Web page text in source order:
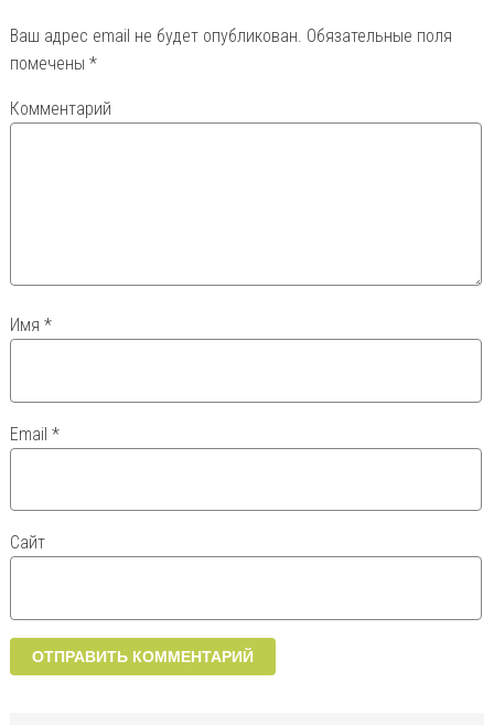
Ваш адрес email не будет опубликован. Обязательные поля
помечены *
Комментарий
Имя *
Email *
Сайт